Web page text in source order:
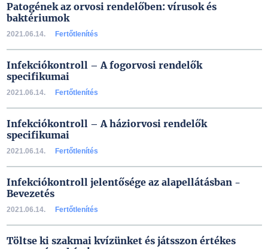
Patogének az orvosi rendelőben: vírusok és
baktériumok
2021.06.14. Fertőtlenítés
Infekciókontroll – A fogorvosi rendelők
specifikumai
2021.06.14. Fertőtlenítés
Infekciókontroll – A háziorvosi rendelők
specifikumai
2021.06.14. Fertőtlenítés
Infekciókontroll jelentősége az alapellátásban -
Bevezetés
2021.06.14. Fertőtlenítés
Töltse ki szakmai kvízünket és játsszon értékes